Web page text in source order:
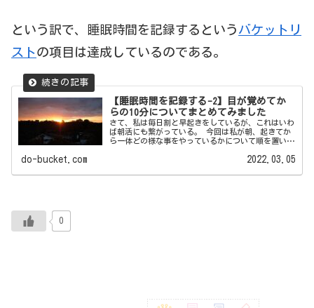
という訳で、睡眠時間を記録するという バケットリ
ストの項目は達成しているのである。
【睡眠時間を記録する-2】目が覚めてか
らの10分についてまとめてみました
さて、私は毎日割と早起きをしているが、これはいわ
ば朝活にも繋がっている。 今回は私が朝、起きてか
ら一体どの様な事をやっているかについて順を置いて
do-bucket.com 2022.03.05
0